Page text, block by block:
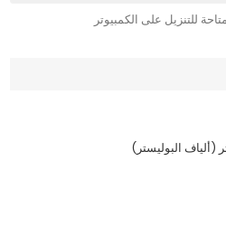
للتنزيل على الكمبيوتر
(ألياف البوليستر)